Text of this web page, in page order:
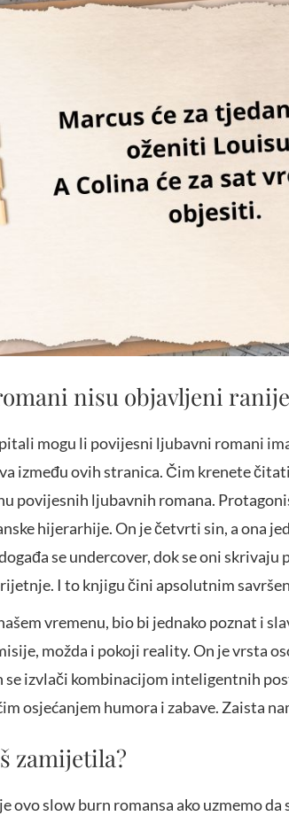
nisu objavljeni
mogu li povijesni ljubavni romani
između ovih stranica. Čim krenete
povijesnih ljubavnih romana.
hijerarhije. On je četvrti sin, a ona
se undercover, dok se oni
I to knjigu čini apsolutnim
vremenu, bio bi jednako poznat i
možda i pokoji reality. On je vrsta
se izvlači kombinacijom inteligentnih
osjećanjem humora i zabave. Zaista
zamijetila?
ovo slow burn romansa ako uzmemo